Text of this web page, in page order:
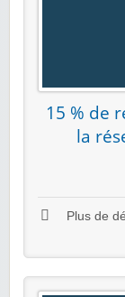
15 % de
la
Plus de